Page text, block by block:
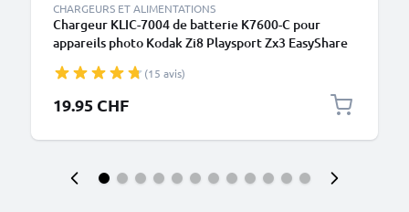
CHARGEURS ET ALIMENTATIONS
Chargeur KLIC-7004 de batterie K7600-C pour
appareils photo Kodak Zi8 Playsport Zx3 EasyShare
de CELLONIC
(15 avis)
19.95 CHF